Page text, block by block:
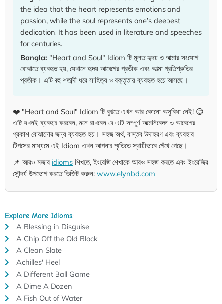
the idea that the heart represents emotions and
passion, while the soul represents one’s deepest
dedication. It has been used in literature and speeches
for centuries.
Bangla: "Heart and Soul" Idiom টি মূলত হৃদয় ও আত্মার সংযোগ
বোঝাতে ব্যবহৃত হয়, যেখানে হৃদয় আবেগের প্রতীক এবং আত্মা প্রতিশ্রুতির
প্রতীক। এটি বহু শতাব্দী ধরে সাহিত্য ও বক্তৃতায় ব্যবহৃত হয়ে আসছে।
❤️ "Heart and Soul" Idiom টি বুঝতে এখন আর কোনো অসুবিধা নেই! 😊
এটি যখনই ব্যবহার করবেন, মনে রাখবেন যে এটি সম্পূর্ণ আত্মনিবেদন ও আবেগের
প্রকাশ বোঝানোর জন্য ব্যবহৃত হয়। সহজ অর্থ, বাস্তব উদাহরণ এবং ব্যবহার
টিপসের মাধ্যমে এই Idiom এখন আপনার স্মৃতিতে স্থায়ীভাবে গেঁথে গেছে।
📌 আরও মজার idioms শিখতে, ইংরেজি শেখাকে আরও সহজ করতে এবং ইংরেজির
সৌন্দর্য উপভোগ করতে ভিজিট করুন: www.elynbd.com
Explore More Idioms:
A Blessing in Disguise
A Chip Off the Old Block
A Clean Slate
Achilles' Heel
A Different Ball Game
A Dime A Dozen
A Fish Out of Water